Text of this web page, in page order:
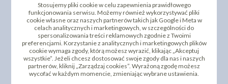
FORMA SILIKONOWA -
FORMA SILIKONOWA -
Stosujemy pliki cookie w celu zapewnienia prawidłowego
funkcjonowania serwisu. Możemy również wykorzystywać pliki
cookie własne oraz naszych partnerów takich jak Google i Meta w
celach analitycznych i marketingowych, w szczególności do
spersonalizowania treści reklamowych zgodnie z Twoimi
preferencjami. Korzystanie z analitycznych i marketingowych plików
cookie wymaga zgody, którą możesz wyrazić, klikając „Akceptuj
wszystkie”. Jeżeli chcesz dostosować swoje zgody dla nas i naszych
partnerów, kliknij „Zarządzaj cookies”. Wyrażoną zgodę możesz
wycofać w każdym momencie, zmieniając wybrane ustawienia.